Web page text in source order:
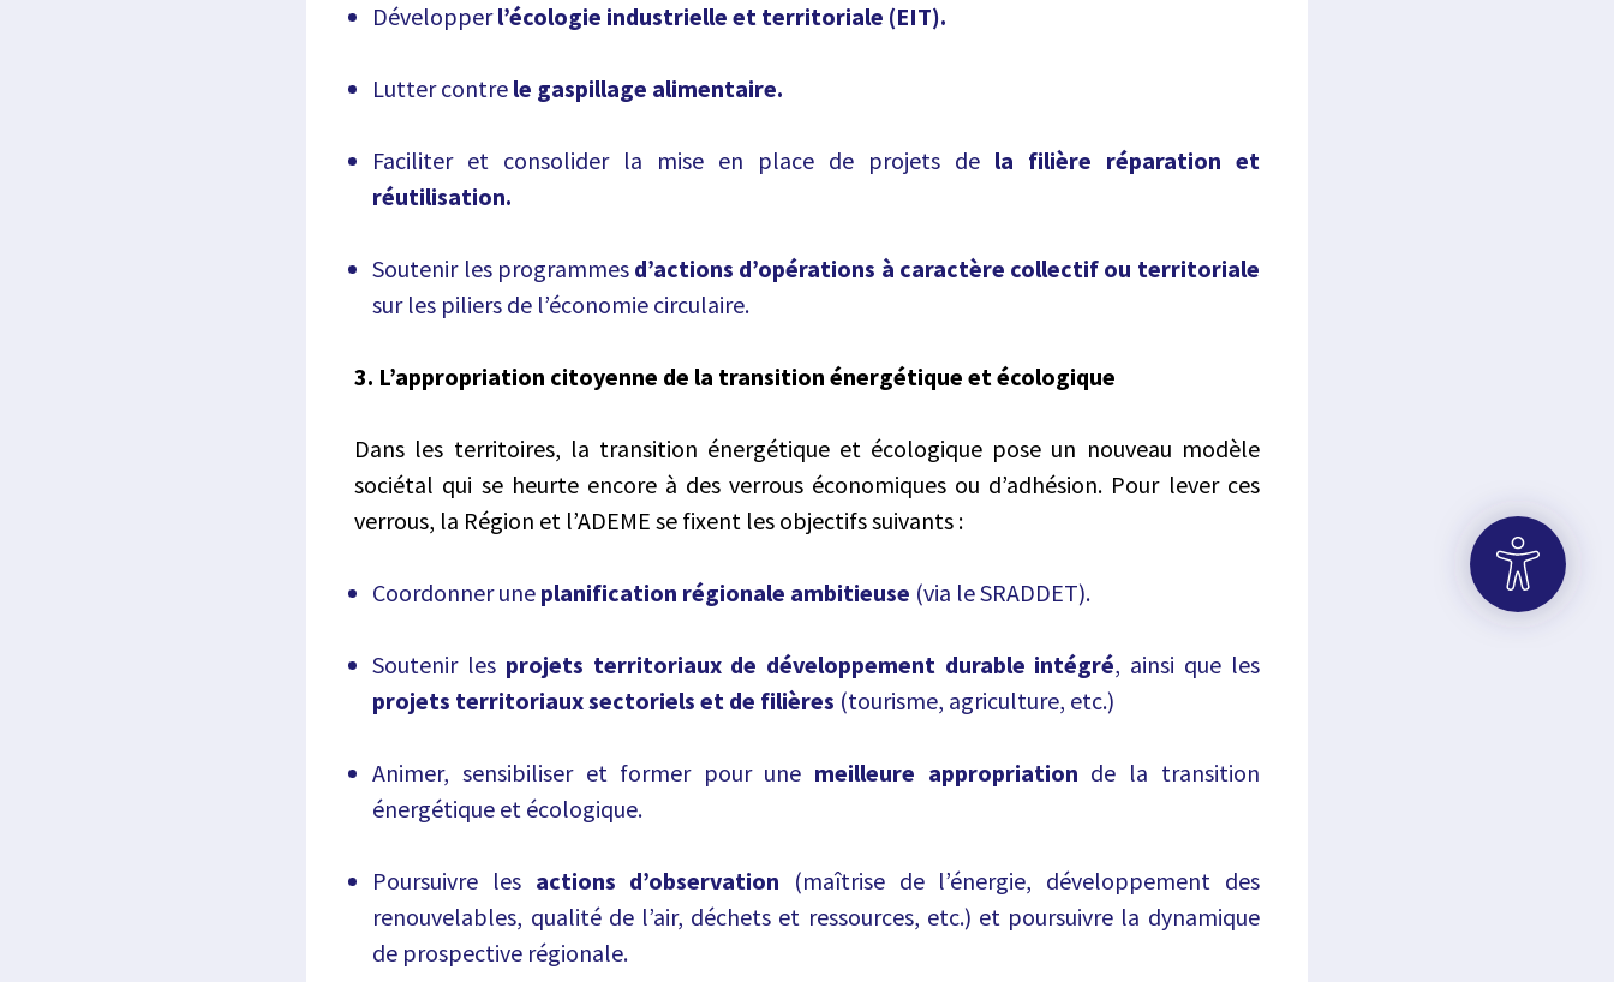
Développerl’écologie industrielle et territoriale (EIT).
Lutter contre le gaspillage alimentaire.
Faciliter et consolider la mise en place de projets de la filière réparation et
réutilisation.
Soutenir les programmes d’actions d’opérations à caractère collectif ou territoriale
sur les piliers de l’économie circulaire.
3. L’appropriation citoyenne de la transition énergétique et écologique
Dans les territoires, la transition énergétique et écologique pose un nouveau modèle
sociétal qui se heurte encore à des verrous économiques ou d’adhésion. Pour lever ces
verrous, la Région et l’ADEME se fixent les objectifs suivants :
Coordonner une planification régionale ambitieuse (via le SRADDET).
Soutenir les projets territoriaux de développement durable intégré, ainsi que les
projets territoriaux sectoriels et de filières (tourisme, agriculture, etc.)
Animer, sensibiliser et former pour une meilleure appropriation de la transition
énergétique et écologique.
Poursuivre les actions d’observation (maîtrise de l’énergie, développement des
renouvelables, qualité de l’air, déchets et ressources, etc.) et poursuivre la dynamique
de prospective régionale.